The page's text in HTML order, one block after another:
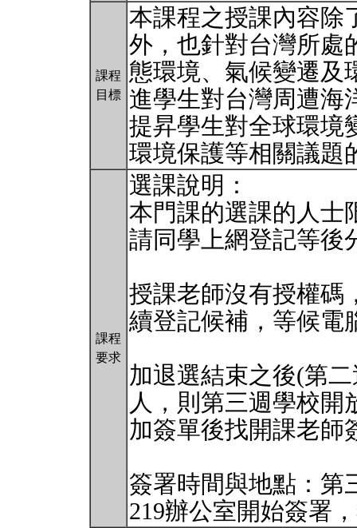
課程
目標
本課程之授課內容除
外，也針對台灣所處
態環境、氣候變遷及
進學生對台灣周遭海
提昇學生對全球環境
環境保護等相關議
課程
要求
選課說明：
本門課的選課的人士
請同學上網登記等後
授課老師沒有授權碼
續登記候補，等候電
加退選結束之後(第
人，則第三週學校開
加簽單後找開課老師
簽署時間與地點：第
219辦公室開始簽署